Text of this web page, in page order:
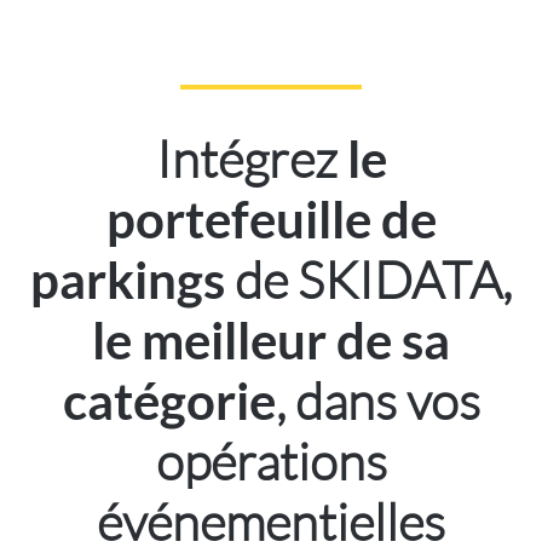
Intégrez le
portefeuille de
parkings de SKIDATA,
le meilleur de sa
catégorie, dans vos
opérations
événementielles